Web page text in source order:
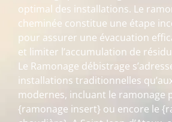
optimal des installations. Le
cheminée constitue une étape
pour assurer une évacuation
et limiter l’accumulation de
Le Ramonage débistrage
installations traditionnelles
modernes, incluant le ramonage
{ramonage insert} ou encore le